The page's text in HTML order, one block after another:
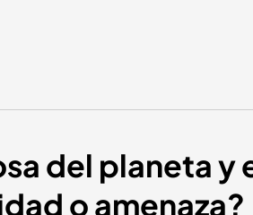
del planeta
o amenaza?